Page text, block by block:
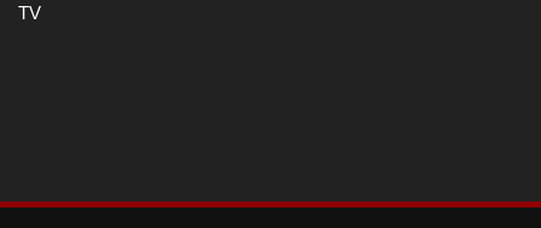
TV